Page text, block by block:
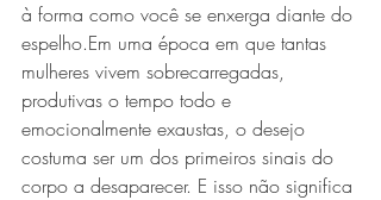
à forma como você se enxerga diante do
espelho.Em uma época em que tantas
mulheres vivem sobrecarregadas,
produtivas o tempo todo e
emocionalmente exaustas, o desejo
costuma ser um dos primeiros sinais do
corpo a desaparecer. E isso não significa